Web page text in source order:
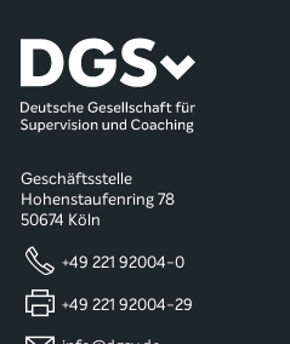
Geschäftsstelle
Hohenstaufenring 78
50674 Köln
+49 221 92004-0
+49 221 92004-29